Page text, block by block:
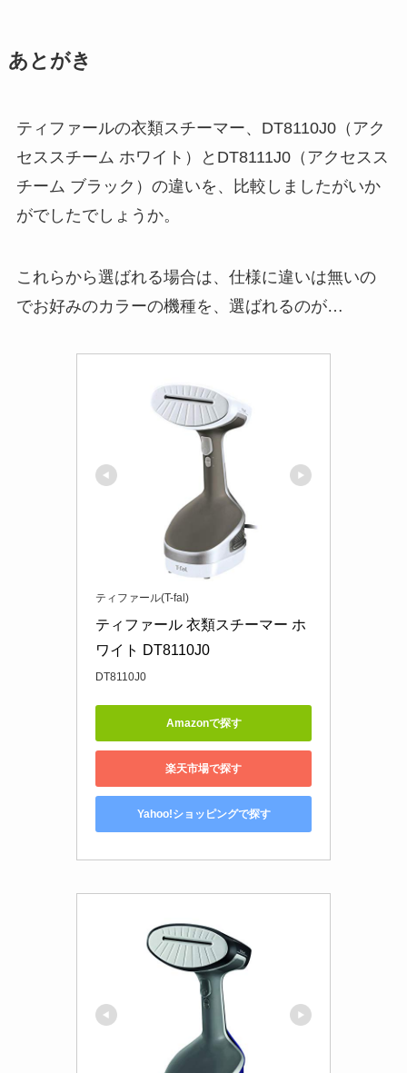
あとがき
ティファールの衣類スチーマー、DT8110J0（アク
セススチーム ホワイト）とDT8111J0（アクセスス
チーム ブラック）の違いを、比較しましたがいか
がでしたでしょうか。
これらから選ばれる場合は、仕様に違いは無いの
でお好みのカラーの機種を、選ばれるのが…
ティファール(T-fal)
ティファール 衣類スチーマー ホ
ワイト DT8110J0
DT8110J0
Amazonで探す
楽天市場で探す
Yahoo!ショッピングで探す